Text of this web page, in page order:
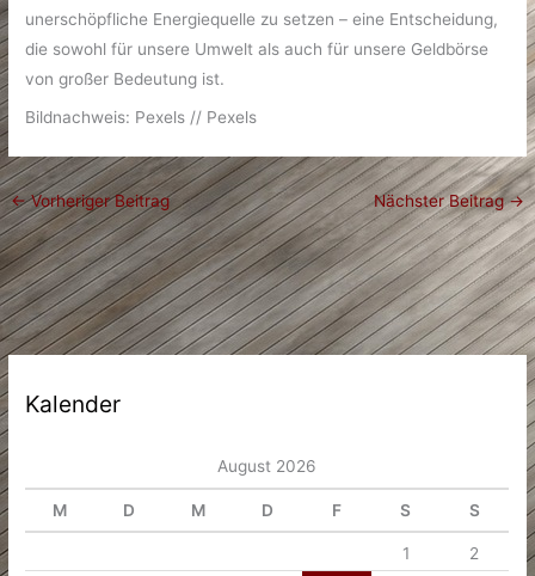
unerschöpfliche Energiequelle zu setzen – eine Entscheidung,
die sowohl für unsere Umwelt als auch für unsere Geldbörse
von großer Bedeutung ist.
Bildnachweis: Pexels // Pexels
←Vorheriger Beitrag Nächster Beitrag→
Kalender
August 2026
M D M D F S S
1
2